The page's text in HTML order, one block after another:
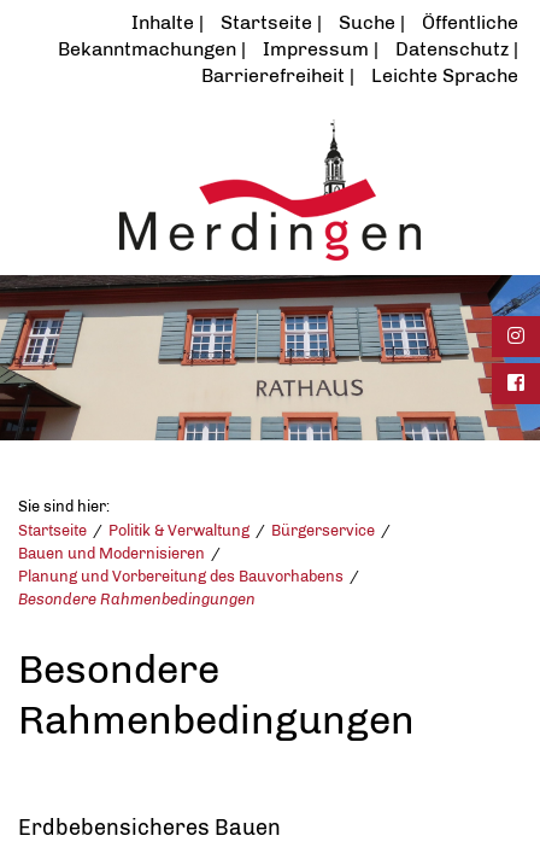
Inhalte Startseite Suche
Öffentliche
Bekanntmachungen
Impressum
Datenschutz
Barrierefreiheit
Leichte Sprache
Sie sind hier:
Startseite
Politik & Verwaltung
Bürgerservice
Bauen und Modernisieren
Planung und Vorbereitung des Bauvorhabens
Besondere Rahmenbedingungen
Besondere
Rahmenbedingungen
Erdbebensicheres Bauen